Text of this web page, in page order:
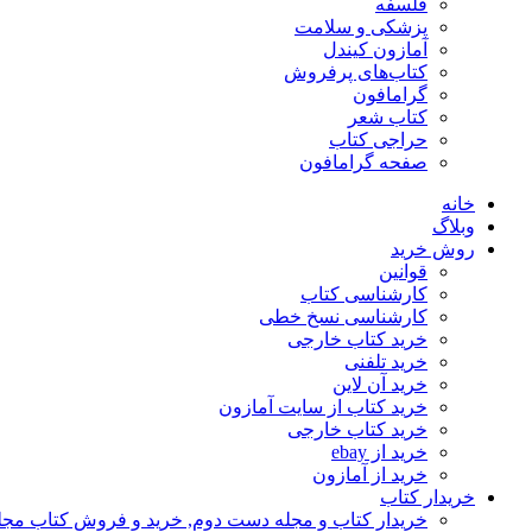
فلسفه
پزشکی و سلامت
آمازون کیندل
کتاب‌های پرفروش
گرامافون
کتاب شعر
حراجی کتاب
صفحه گرامافون
خانه
وبلاگ
روش خرید
قوانین
کارشناسی کتاب
کارشناسی نسخ خطی
خرید کتاب خارجی
خرید تلفنی
خرید آن لاین
خرید کتاب از سایت آمازون
خرید کتاب خارجی
خرید از ebay
خرید از آمازون
خریدار کتاب
خریدار کتاب و مجله دست دوم, خرید و فروش کتاب